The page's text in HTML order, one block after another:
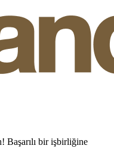
Başarılı bir işbirliğine